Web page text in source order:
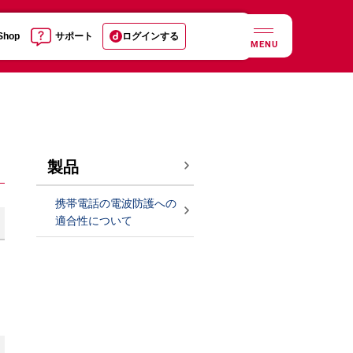
サポート ログインする
MENU
製品
携帯電話の電波防護への
適合性について